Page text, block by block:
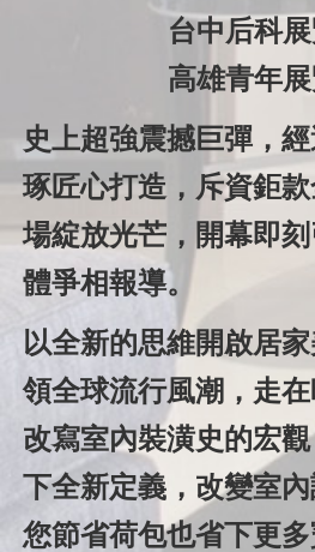
台中后科
高雄青年
史上超強震撼巨彈，
琢匠心打造，斥資鉅
場綻放光芒，開幕即
體爭相報導。
以全新的思維開啟居
領全球流行風潮，走
改寫室內裝潢史的宏
下全新定義，改變室
您節省荷包也省下更多